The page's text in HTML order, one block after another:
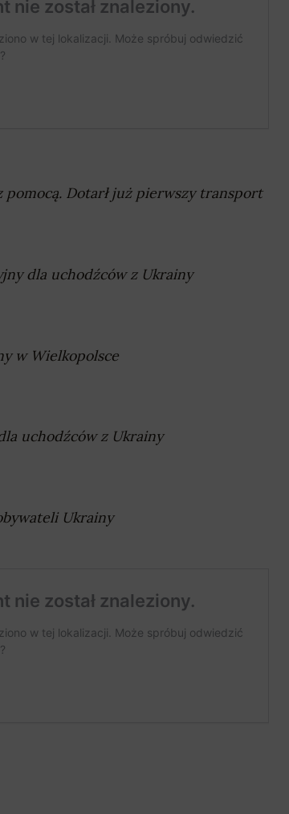
pomocą. Dotarł już pierwszy transport
dla uchodźców z Ukrainy
w Wielkopolsce
uchodźców z Ukrainy
Ukrainy